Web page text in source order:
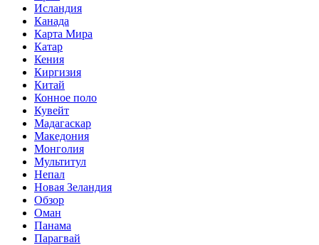
Исландия
Канада
Карта Мира
Катар
Кения
Киргизия
Китай
Конное поло
Кувейт
Мадагаскар
Македония
Монголия
Мультитул
Непал
Новая Зеландия
Обзор
Оман
Панама
Парагвай